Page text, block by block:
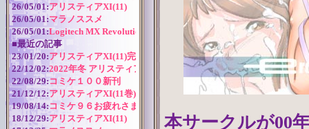
26/05/01:アリスティアXI(11)
26/05/01:マラノススメ
26/05/01:Logitech MX Revolution バッテリー交換
■最近の記事
23/01/20:アリスティアXI(11)完全版
22/12/02:2022年冬 アリスティアシリーズ今後の予定
22/08/29:コミケ１００新刊
21/12/12:アリスティアXI(11巻) 作成近況
19/08/14:コミケ９６お疲れさまでした！
18/12/29:アリスティアXI(11)
本サークルが00